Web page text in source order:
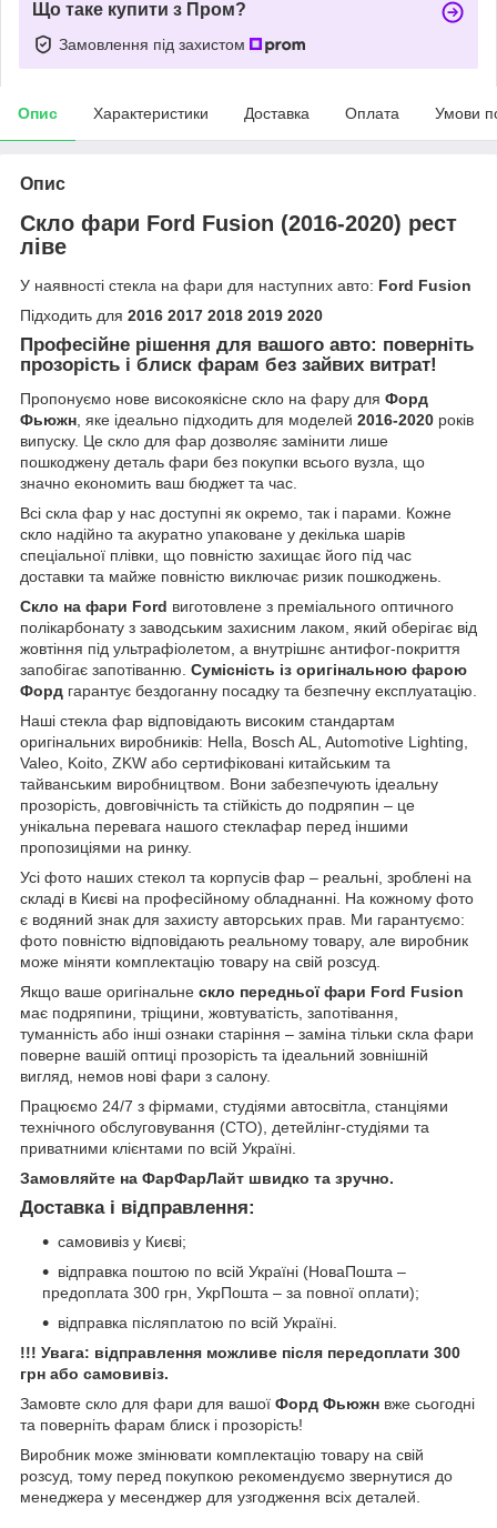
Що таке купити з Пром?
Замовлення під захистом
Опис Характеристики Доставка Оплата Умови
Опис
Скло фари Ford Fusion (2016-2020) рест
ліве
У наявності стекла на фари для наступних авто: Ford Fusion
Підходить для 2016 2017 2018 2019 2020
Професійне рішення для вашого авто: поверніть
прозорість і блиск фарам без зайвих витрат!
Пропонуємо нове високоякісне скло на фару для Форд
Фьюжн, яке ідеально підходить для моделей 2016-2020 років
випуску. Це скло для фар дозволяє замінити лише
пошкоджену деталь фари без покупки всього вузла, що
значно економить ваш бюджет та час.
Всі скла фар у нас доступні як окремо, так і парами. Кожне
скло надійно та акуратно упаковане у декілька шарів
спеціальної плівки, що повністю захищає його під час
доставки та майже повністю виключає ризик пошкоджень.
Скло на фари Ford виготовлене з преміального оптичного
полікарбонату з заводським захисним лаком, який оберігає від
жовтіння під ультрафіолетом, а внутрішнє антифог-покриття
запобігає запотіванню. Сумісність із оригінальною фарою
Форд гарантує бездоганну посадку та безпечну експлуатацію.
Наші стекла фар відповідають високим стандартам
оригінальних виробників: Hella, Bosch AL, Automotive Lighting,
Valeo, Koito, ZKW або сертифіковані китайським та
тайванським виробництвом. Вони забезпечують ідеальну
прозорість, довговічність та стійкість до подряпин – це
унікальна перевага нашого стеклафар перед іншими
пропозиціями на ринку.
Усі фото наших стекол та корпусів фар – реальні, зроблені на
складі в Києві на професійному обладнанні. На кожному фото
є водяний знак для захисту авторських прав. Ми гарантуємо:
фото повністю відповідають реальному товару, але виробник
може міняти комплектацію товару на свій розсуд.
Якщо ваше оригінальне скло передньої фари Ford Fusion
має подряпини, тріщини, жовтуватість, запотівання,
туманність або інші ознаки старіння – заміна тільки скла фари
поверне вашій оптиці прозорість та ідеальний зовнішній
вигляд, немов нові фари з салону.
Працюємо 24/7 з фірмами, студіями автосвітла, станціями
технічного обслуговування (СТО), детейлінг-студіями та
приватними клієнтами по всій Україні.
Замовляйте на ФарФарЛайт швидко та зручно.
Доставка і відправлення:
самовивіз у Києві;
відправка поштою по всій Україні (НоваПошта –
предоплата 300 грн, УкрПошта – за повної оплати);
відправка післяплатою по всій Україні.
!!! Увага: відправлення можливе після передоплати 300
грн або самовивіз.
Замовте скло для фари для вашої Форд Фьюжн вже сьогодні
та поверніть фарам блиск і прозорість!
Виробник може змінювати комплектацію товару на свій
розсуд, тому перед покупкою рекомендуємо звернутися до
менеджера у месенджер для узгодження всіх деталей.